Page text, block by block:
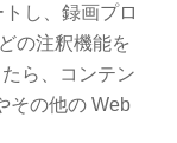
し、録画プロ
の注釈機能を
ら、コンテン
その他の Web